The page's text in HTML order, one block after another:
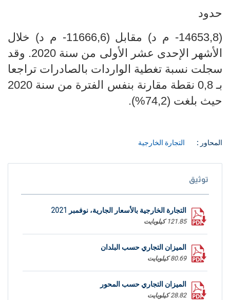
حدود
(14653,8- م
د) مقابل (11666,6
- م د) خلال
الأشهر الإحدى عشر الأولى
من سنة 2020. وقد
سجلت نسبة تغطية الواردات بالصادرات تراجعا
بـ 0,8 نقطة مقارنة بنفس الفترة
من سنة 2020
حيث بلغت ​​​​​​​(74,2%).
المحاور : التجارة الخارجية
توثيق
التجارة الخارجية بالأسعار الجارية، نوفمبر 2021
121.85 كيلوبايت
الميزان التجاري حسب البلدان
80.69 كيلوبايت
الميزان التجاري حسب المحور
28.82 كيلوبايت